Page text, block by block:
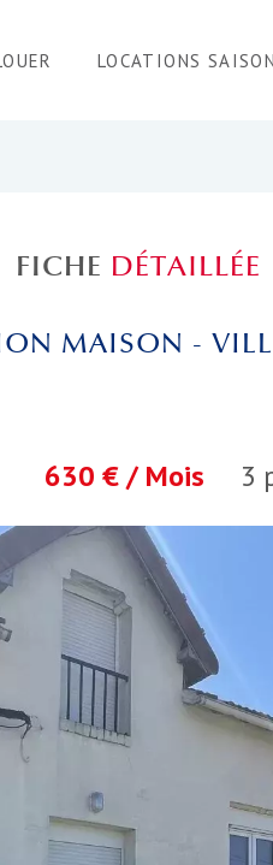
LOCATIONS
FICHE DÉTAILLÉE
MAISON -
3
630 € / Mois